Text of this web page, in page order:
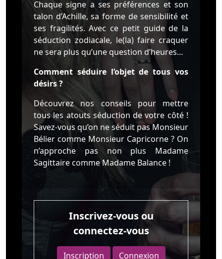
Chaque signe a ses préférences et son
talon d’Achille, sa forme de sensibilité et
ses fragilités. Avec ce petit guide de la
séduction zodiacale, le(la) faire craquer
ne sera plus qu’une question d’heures…
Comment séduire l’objet de tous vos
désirs ?
Découvrez nos conseils pour mettre
tous les atouts séduction de votre côté !
Savez-vous qu’on ne séduit pas Monsieur
Bélier comme Monsieur Capricorne ? On
n’approche pas non plus Madame
Sagittaire comme Madame Balance !
Inscrivez-vous ou
connectez-vous
Inscription Connexion